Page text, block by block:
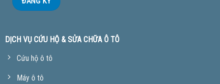
DỊCH VỤ CỨU HỘ & SỬA CHỮA Ô TÔ
Cứu hộ ô tô
Máy ô tô